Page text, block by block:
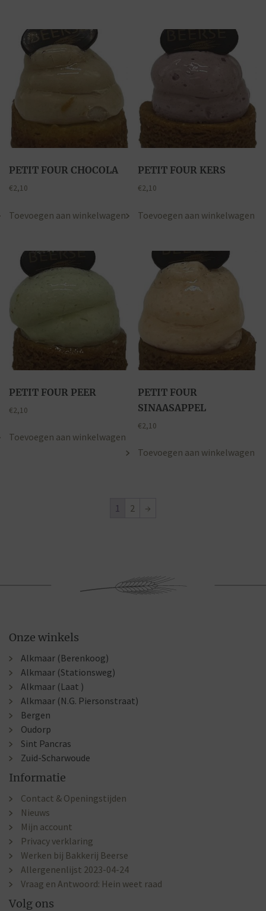
PETIT FOUR CHOCOLA
€2,10
Toevoegen aan winkelwagen
PETIT FOUR KERS
€2,10
Toevoegen aan winkelwagen
PETIT FOUR PEER
€2,10
Toevoegen aan winkelwagen
PETIT FOUR
SINAASAPPEL
€2,10
Toevoegen aan winkelwagen
1 2 →
Onze winkels
Alkmaar (Berenkoog)
Alkmaar (Stationsweg)
Alkmaar (Laat )
Alkmaar (N.G. Piersonstraat)
Bergen
Oudorp
Sint Pancras
Zuid-Scharwoude
Informatie
Contact & Openingstijden
Nieuws
Mijn account
Privacy verklaring
Werken bij Bakkerij Beerse
Allergenenlijst 2023-04-24
Vraag en Antwoord: Hein weet raad
Volg ons